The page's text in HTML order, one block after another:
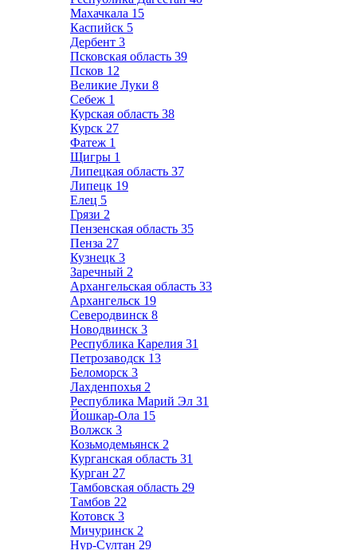
Махачкала 15
Каспийск 5
Дербент 3
Псковская область 39
Псков 12
Великие Луки 8
Себеж 1
Курская область 38
Курск 27
Фатеж 1
Щигры 1
Липецкая область 37
Липецк 19
Елец 5
Грязи 2
Пензенская область 35
Пенза 27
Кузнецк 3
Заречный 2
Архангельская область 33
Архангельск 19
Северодвинск 8
Новодвинск 3
Республика Карелия 31
Петрозаводск 13
Беломорск 3
Лахденпохья 2
Республика Марий Эл 31
Йошкар-Ола 15
Волжск 3
Козьмодемьянск 2
Курганская область 31
Курган 27
Тамбовская область 29
Тамбов 22
Котовск 3
Мичуринск 2
Нур-Султан 29